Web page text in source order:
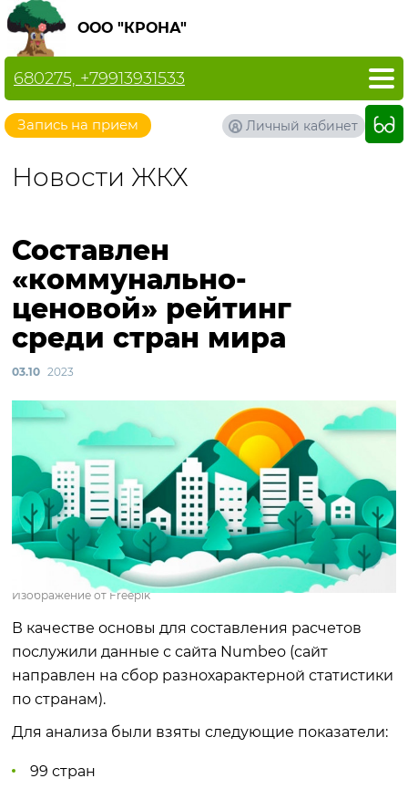
ООО "КРОНА"
Запись на прием
680275, +79913931533
Личный кабинет
Новости ЖКХ
Составлен
«коммунально-
ценовой» рейтинг
среди стран мира
03.10 2023
Изображение от Freepik
В качестве основы для составления расчетов
послужили данные с сайта Numbeo (сайт
направлен на сбор разнохарактерной статистики
по странам).
Для анализа были взяты следующие показатели:
99 стран